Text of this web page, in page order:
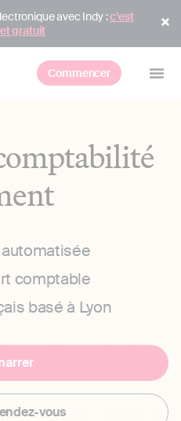
avec Indy :c’est
gratuit
Commencer
comptable
basé à Lyon
vous